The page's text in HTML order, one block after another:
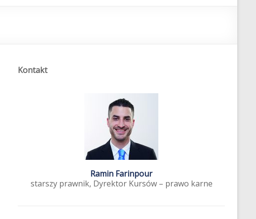
Kontakt
Ramin Farinpour
starszy prawnik, Dyrektor Kursów – prawo karne